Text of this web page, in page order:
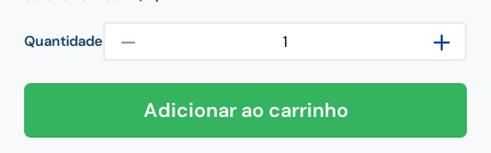
Quantidade ＋
－
Adicionar ao carrinho